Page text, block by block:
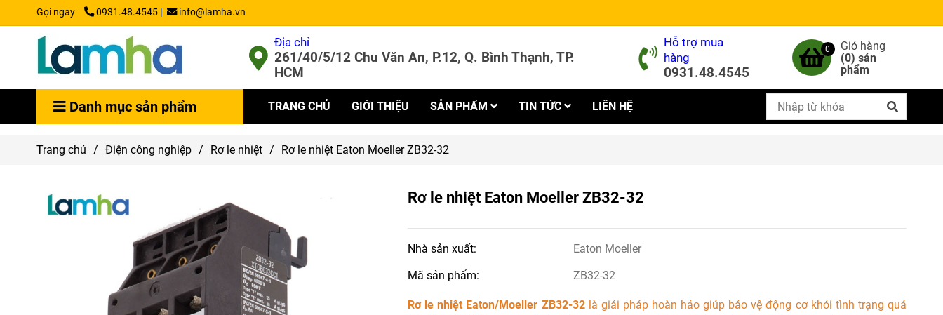
Gọi ngay 0931.48.4545 info@lamha.vn
Địa chỉ
261/40/5/12 Chu Văn An, P.12, Q. Bình Thạnh, TP.
HCM
Hỗ trợ mua
hàng
0931.48.4545
0
Giỏ hàng
(0) sản
phẩm
Danh mục sản phẩm TRANG CHỦ GIỚI THIỆU SẢN PHẨM TIN TỨC LIÊN HỆ
Trang chủ / Điện công nghiệp / Rơ le nhiệt / Rơ le nhiệt Eaton Moeller ZB32-32
Rơ le nhiệt Eaton Moeller ZB32-32
Nhà sản xuất:
Eaton Moeller
Mã sản phẩm:
ZB32-32
Rơ le nhiệt Eaton/Moeller ZB32-32là giải pháp hoàn hảo giúp bảo vệ động cơ khỏi tình trạng quá